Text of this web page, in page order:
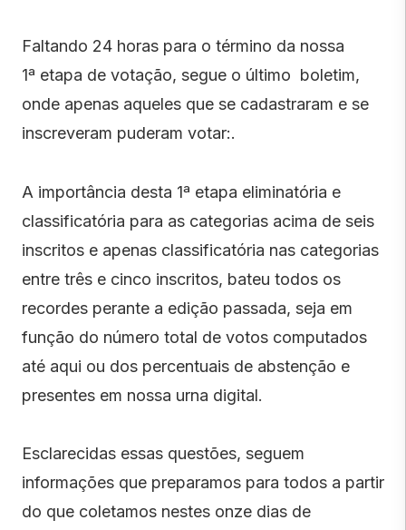
Faltando 24 horas para o término da nossa
1ª etapa de votação, segue o último boletim,
onde apenas aqueles que se cadastraram e se
inscreveram puderam votar:.
A importância desta 1ª etapa eliminatória e
classificatória para as categorias acima de seis
inscritos e apenas classificatória nas categorias
entre três e cinco inscritos, bateu todos os
recordes perante a edição passada, seja em
função do número total de votos computados
até aqui ou dos percentuais de abstenção e
presentes em nossa urna digital.
Esclarecidas essas questões, seguem
informações que preparamos para todos a partir
do que coletamos nestes onze dias de